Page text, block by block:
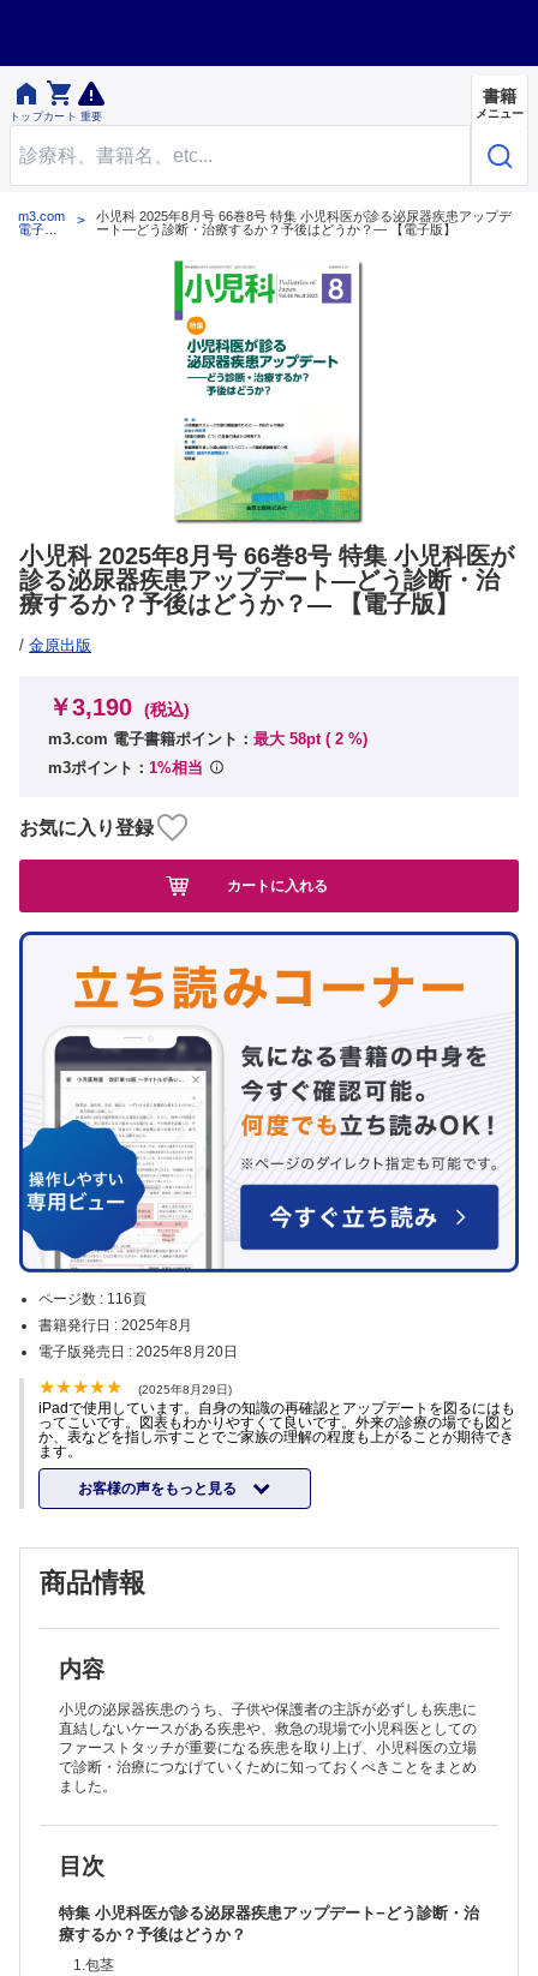

トップ

カート 重要
書籍
メニュー
m3.com
電子書
小児科 2025年8月号 66巻8号 特集 小児科医が診る泌尿器疾患アップデ
ート―どう診断・治療するか？予後はどうか？― 【電子版】
小児科 2025年8月号 66巻8号 特集 小児科医が
診る泌尿器疾患アップデート―どう診断・治
療するか？予後はどうか？― 【電子版】
/ 金原出版
ページ数 : 116頁
書籍発行日 : 2025年8月
電子版発売日 : 2025年8月20日
(2025年8月29日)
iPadで使用しています。自身の知識の再確認とアップデートを図るにはも
ってこいです。図表もわかりやすくて良いです。外来の診療の場でも図と
か、表などを指し示すことでご家族の理解の程度も上がることが期待でき
ます。
お客様の声をもっと見る
￥3,190 (税込)
m3.com 電子書籍ポイント： 最大 58pt ( 2 %)
m3ポイント： 1%相当
お気に入り登録
カートに入れる
商品情報
内容
小児の泌尿器疾患のうち、子供や保護者の主訴が必ずしも疾患に
直結しないケースがある疾患や、救急の現場で小児科医としての
ファーストタッチが重要になる疾患を取り上げ、小児科医の立場
で診断・治療につなげていくために知っておくべきことをまとめ
ました。
目次
特集 小児科医が診る泌尿器疾患アップデート−どう診断・治
療するか？予後はどうか？
1.包茎